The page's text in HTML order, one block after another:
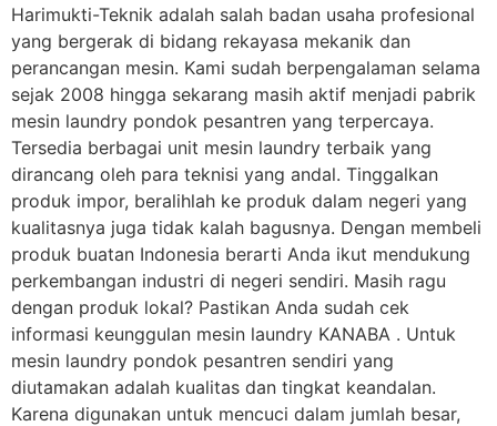
Harimukti-Teknik adalah salah badan usaha profesional
yang bergerak di bidang rekayasa mekanik dan
perancangan mesin. Kami sudah berpengalaman selama
sejak 2008 hingga sekarang masih aktif menjadi pabrik
mesin laundry pondok pesantren yang terpercaya.
Tersedia berbagai unit mesin laundry terbaik yang
dirancang oleh para teknisi yang andal. Tinggalkan
produk impor, beralihlah ke produk dalam negeri yang
kualitasnya juga tidak kalah bagusnya. Dengan membeli
produk buatan Indonesia berarti Anda ikut mendukung
perkembangan industri di negeri sendiri. Masih ragu
dengan produk lokal? Pastikan Anda sudah cek
informasi keunggulan mesin laundry KANABA . Untuk
mesin laundry pondok pesantren sendiri yang
diutamakan adalah kualitas dan tingkat keandalan.
Karena digunakan untuk mencuci dalam jumlah besar,